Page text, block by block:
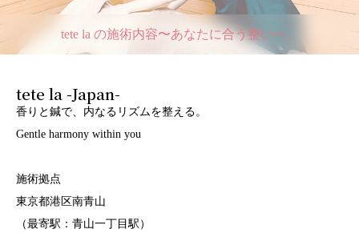
tete la の施術内容〜あなたに合う整いへ。
tete la -Japan-
香りと鍼で、内なるリズムを整える。
Gentle harmony within you
施術拠点
東京都港区南青山
（最寄駅：青山一丁目駅）